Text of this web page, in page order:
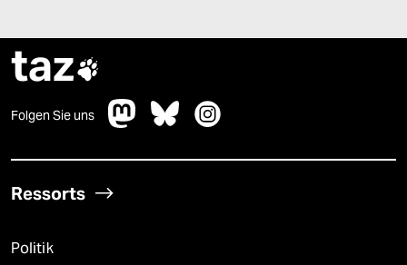
taz
Folgen Sie uns
Ressorts
Politik